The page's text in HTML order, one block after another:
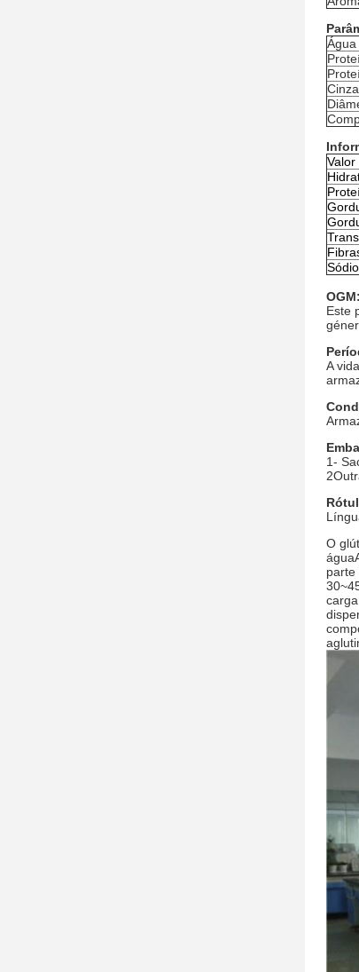
Água
Cinza
OGM:
Este
A
1-
O
parte